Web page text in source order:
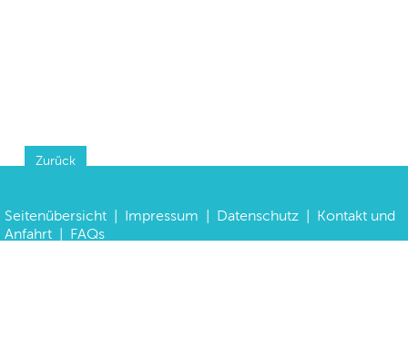
Zurück
Seitenübersicht Impressum Datenschutz
Kontakt und
Anfahrt
FAQs